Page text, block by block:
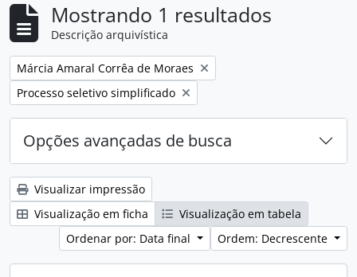
Mostrando 1 resultados
Descrição arquivística
Remover filtro:
Márcia Amaral Corrêa de Moraes
Remover filtro:
Processo seletivo simplificado
Opções avançadas de busca
Visualizar impressão
Visualização em ficha
Visualização em tabela
Ordenar por: Data final
Ordem: Decrescente